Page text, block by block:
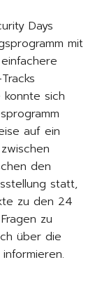
Days
mit
sich
auf ein
den
statt,
zu den 24
zu
über die